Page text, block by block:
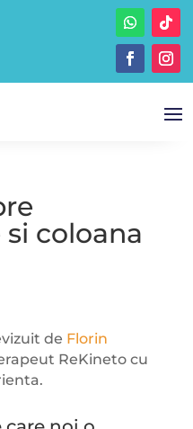
coloana
de Florin
ReKineto cu